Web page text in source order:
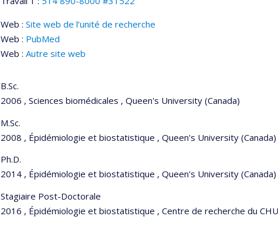
Web : Site web de l’unité de recherche
Web : PubMed
Web : Autre site web
B.Sc.
2006 , Sciences biomédicales , Queen's University (Canada)
M.Sc.
2008 , Épidémiologie et biostatistique , Queen's University (Canada)
Ph.D.
2014 , Épidémiologie et biostatistique , Queen's University (Canada)
Stagiaire Post-Doctorale
2016 , Épidémiologie et biostatistique , Centre de recherche du